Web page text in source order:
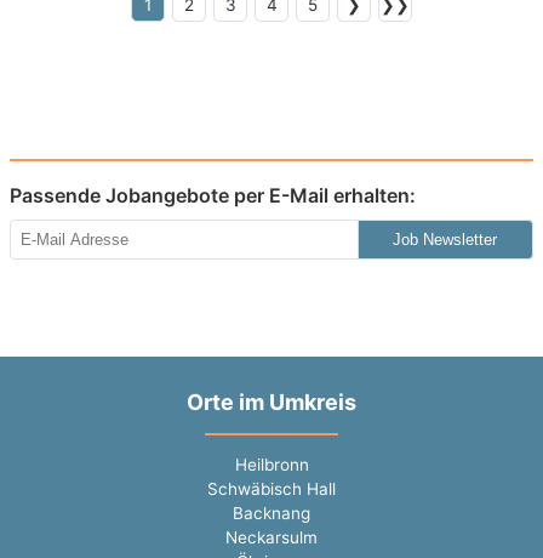
1 2 3 4 5 ❯ ❯❯
Passende Jobangebote per E-Mail erhalten:
Job Newsletter
Orte im Umkreis
Heilbronn
Schwäbisch Hall
Backnang
Neckarsulm